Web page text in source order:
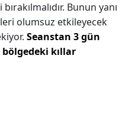
Bunun yanı
olumsuz etkileyecek
Seanstan 3 gün
kıllar